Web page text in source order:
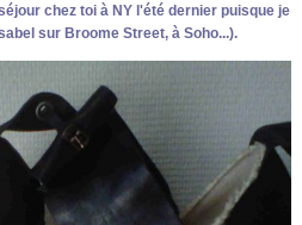
chez toi à NY l'été dernier puisque je
sur Broome Street, à Soho...).